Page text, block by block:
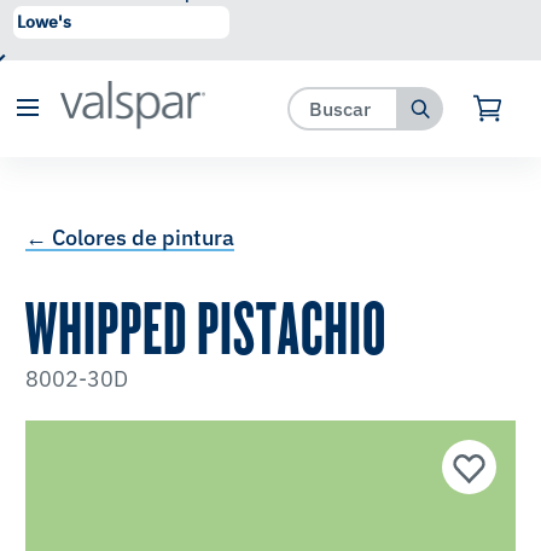
se ha agregado a favoritos.
← Colores de pintura
WHIPPED PISTACHIO
8002-30D